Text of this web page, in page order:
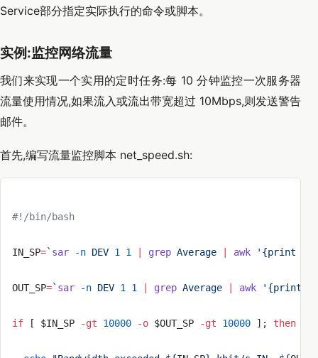
Service部分指定实际执行的命令或脚本。
实例:监控网络流量
我们来实现一个实用的定时任务:每 10 分钟监控一次服务器
流量使用情况,如果流入或流出带宽超过 10Mbps,则发送警告
邮件。
首先,编写流量监控脚本 net_speed.sh:
#!/bin/bash
IN_SP=` sar -n DEV 1 1 grep Average awk '{print
OUT_SP=` sar -n DEV 1 1 grep Average awk '{print
if [ $IN_SP -gt 10000 -o $OUT_SP -gt 10000 ]; then